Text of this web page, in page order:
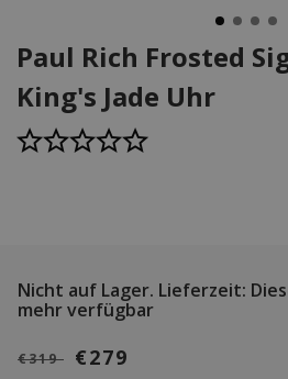
Paul Rich Frosted
King's Jade Uhr
Nicht auf Lager. Lieferzeit:
mehr verfügbar
€319 €279